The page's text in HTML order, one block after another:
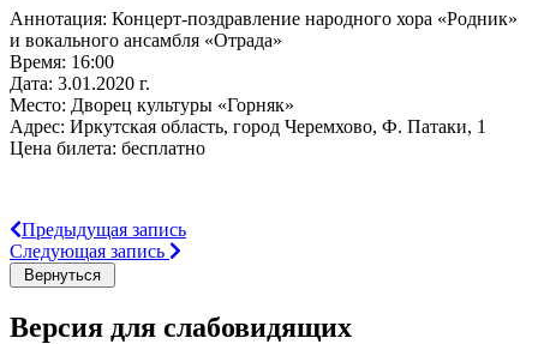
Аннотация: Концерт-поздравление народного хора «Родник»
и вокального ансамбля «Отрада»
Время: 16:00
Дата: 3.01.2020 г.
Место: Дворец культуры «Горняк»
Адрес: Иркутская область, город Черемхово, Ф. Патаки, 1
Цена билета: бесплатно
Предыдущая запись
Следующая запись
Версия для слабовидящих